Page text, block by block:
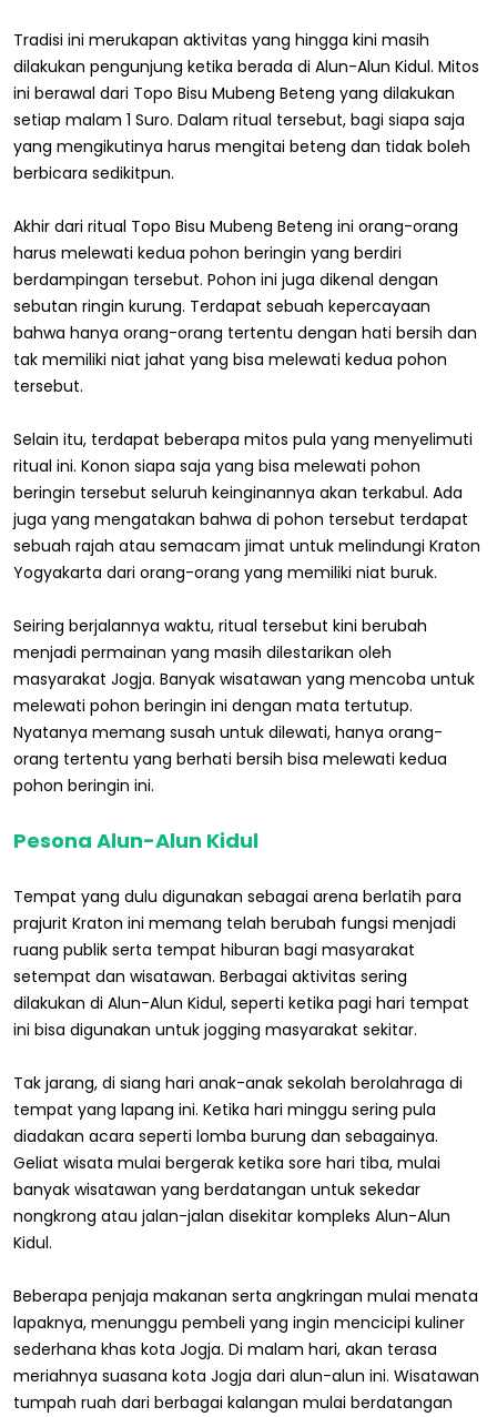
Tradisi ini merukapan aktivitas yang hingga kini masih
dilakukan pengunjung ketika berada di Alun-Alun Kidul. Mitos
ini berawal dari Topo Bisu Mubeng Beteng yang dilakukan
setiap malam 1 Suro. Dalam ritual tersebut, bagi siapa saja
yang mengikutinya harus mengitai beteng dan tidak boleh
berbicara sedikitpun.
Akhir dari ritual Topo Bisu Mubeng Beteng ini orang-orang
harus melewati kedua pohon beringin yang berdiri
berdampingan tersebut. Pohon ini juga dikenal dengan
sebutan ringin kurung. Terdapat sebuah kepercayaan
bahwa hanya orang-orang tertentu dengan hati bersih dan
tak memiliki niat jahat yang bisa melewati kedua pohon
tersebut.
Selain itu, terdapat beberapa mitos pula yang menyelimuti
ritual ini. Konon siapa saja yang bisa melewati pohon
beringin tersebut seluruh keinginannya akan terkabul. Ada
juga yang mengatakan bahwa di pohon tersebut terdapat
sebuah rajah atau semacam jimat untuk melindungi Kraton
Yogyakarta dari orang-orang yang memiliki niat buruk.
Seiring berjalannya waktu, ritual tersebut kini berubah
menjadi permainan yang masih dilestarikan oleh
masyarakat Jogja. Banyak wisatawan yang mencoba untuk
melewati pohon beringin ini dengan mata tertutup.
Nyatanya memang susah untuk dilewati, hanya orang-
orang tertentu yang berhati bersih bisa melewati kedua
pohon beringin ini.
Pesona Alun-Alun Kidul
Tempat yang dulu digunakan sebagai arena berlatih para
prajurit Kraton ini memang telah berubah fungsi menjadi
ruang publik serta tempat hiburan bagi masyarakat
setempat dan wisatawan. Berbagai aktivitas sering
dilakukan di Alun-Alun Kidul, seperti ketika pagi hari tempat
ini bisa digunakan untuk jogging masyarakat sekitar.
Tak jarang, di siang hari anak-anak sekolah berolahraga di
tempat yang lapang ini. Ketika hari minggu sering pula
diadakan acara seperti lomba burung dan sebagainya.
Geliat wisata mulai bergerak ketika sore hari tiba, mulai
banyak wisatawan yang berdatangan untuk sekedar
nongkrong atau jalan-jalan disekitar kompleks Alun-Alun
Kidul.
Beberapa penjaja makanan serta angkringan mulai menata
lapaknya, menunggu pembeli yang ingin mencicipi kuliner
sederhana khas kota Jogja. Di malam hari, akan terasa
meriahnya suasana kota Jogja dari alun-alun ini. Wisatawan
tumpah ruah dari berbagai kalangan mulai berdatangan